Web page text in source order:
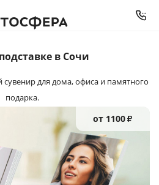
в Сочи
сувенирдля дома, офиса и памятного
подарка.
от 1100₽